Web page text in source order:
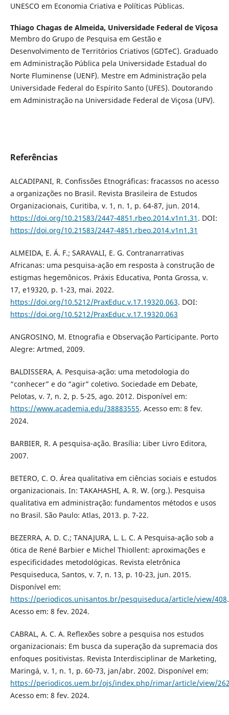
UNESCO em Economia Criativa e Políticas Públicas.
Thiago Chagas de Almeida, Universidade Federal de Viçosa
Membro do Grupo de Pesquisa em Gestão e
Desenvolvimento de Territórios Criativos (GDTeC). Graduado
em Administração Pública pela Universidade Estadual do
Norte Fluminense (UENF). Mestre em Administração pela
Universidade Federal do Espírito Santo (UFES). Doutorando
em Administração na Universidade Federal de Viçosa (UFV).
Referências
ALCADIPANI, R. Confissões Etnográficas: fracassos no acesso
a organizações no Brasil. Revista Brasileira de Estudos
Organizacionais, Curitiba, v. 1, n. 1, p. 64-87, jun. 2014.
https://doi.org/10.21583/2447-4851.rbeo.2014.v1n1.31 . DOI:
https://doi.org/10.21583/2447-4851.rbeo.2014.v1n1.31
ALMEIDA, E. Á. F.; SARAVALI, E. G. Contranarrativas
Africanas: uma pesquisa-ação em resposta à construção de
estigmas hegemônicos. Práxis Educativa, Ponta Grossa, v.
17, e19320, p. 1-23, mai. 2022.
https://doi.org/10.5212/PraxEduc.v.17.19320.063. DOI:
https://doi.org/10.5212/PraxEduc.v.17.19320.063
ANGROSINO, M. Etnografia e Observação Participante. Porto
Alegre: Artmed, 2009.
BALDISSERA, A. Pesquisa-ação: uma metodologia do
“conhecer” e do “agir” coletivo. Sociedade em Debate,
Pelotas, v. 7, n. 2, p. 5-25, ago. 2012. Disponível em:
https://www.academia.edu/38883555. Acesso em: 8 fev.
2024.
BARBIER, R. A pesquisa-ação. Brasília: Liber Livro Editora,
2007.
BETERO, C. O. Área qualitativa em ciências sociais e estudos
organizacionais. In: TAKAHASHI, A. R. W. (org.). Pesquisa
qualitativa em administração: fundamentos métodos e usos
no Brasil. São Paulo: Atlas, 2013. p. 7-22.
BEZERRA, A. D. C.; TANAJURA, L. L. C. A Pesquisa-ação sob a
ótica de René Barbier e Michel Thiollent: aproximações e
especificidades metodológicas. Revista eletrônica
Pesquiseduca, Santos, v. 7, n. 13, p. 10-23, jun. 2015.
Disponível em:
https://periodicos.unisantos.br/pesquiseduca/article/view/408.
Acesso em: 8 fev. 2024.
CABRAL, A. C. A. Reflexões sobre a pesquisa nos estudos
organizacionais: Em busca da superação da supremacia dos
enfoques positivistas. Revista Interdisciplinar de Marketing,
Maringá, v. 1, n. 1, p. 60-73, jan/abr. 2002. Disponível em:
https://periodicos.uem.br/ojs/index.php/rimar/article/view/
Acesso em: 8 fev. 2024.